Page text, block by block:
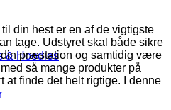
& Hoodies
din hest er en af de vigtigste
tage. Udstyret skal både sikre
din præstation og samtidig være
så mange produkter på
finde det helt rigtige. I denne